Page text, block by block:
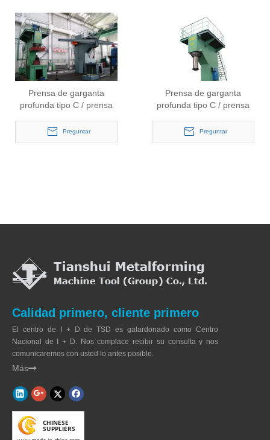
Prensa de garganta
profunda tipo C / prensa
Preguntar
Prensa de garganta
profunda tipo C / prensa
Preguntar
Calidad primero, cliente primero
El centro de I + D de TSD es galardonado como Centro
Nacional de I + D. Nos complace recibir su consulta y nos
comunicaremos con usted lo antes posible.
Más